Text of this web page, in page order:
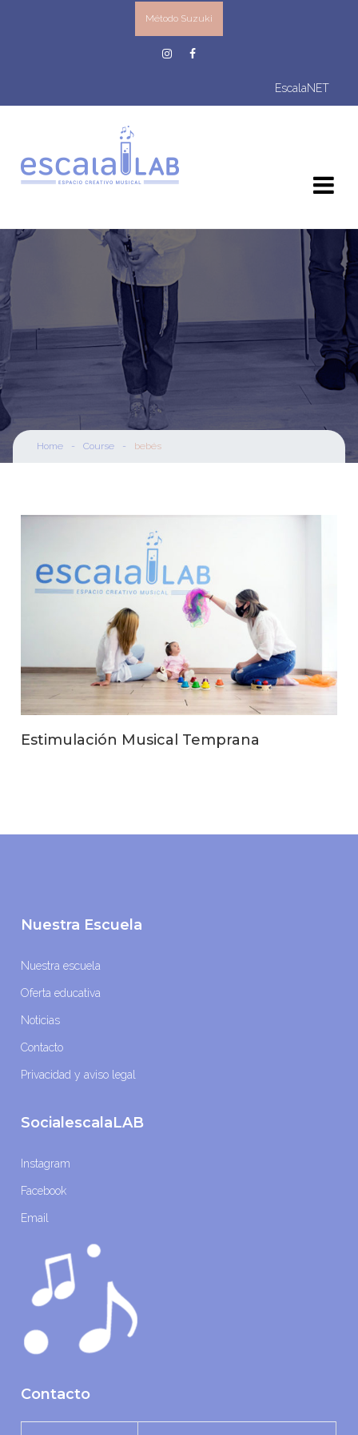
Método Suzuki
EscalaNET
Home - Course - bebés
Estimulación Musical Temprana
Nuestra Escuela
Nuestra escuela
Oferta educativa
Noticias
Contacto
Privacidad y aviso legal
SocialescalaLAB
Instagram
Facebook
Email
Contacto